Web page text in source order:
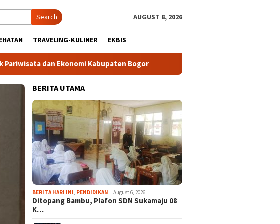
Search AUGUST 8, 2026
TRAVELING-KULINER EKBIS
dan Ekonomi Kabupaten Bogor Tour Malasari Halimun Salak Kian
BERITA UTAMA
BERITA HARI INI PENDIDIKAN August 6, 2026
Ditopang Bambu, Plafon SDN Sukamaju 08
K…